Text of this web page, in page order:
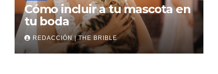
Cómo incluir a tu mascota en
tu boda
REDACCIÓN | THE BRIBLE